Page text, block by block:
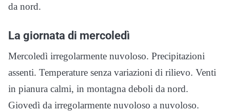
da nord.
La giornata di mercoledì
Mercoledì irregolarmente nuvoloso. Precipitazioni
assenti. Temperature senza variazioni di rilievo. Venti
in pianura calmi, in montagna deboli da nord.
Giovedì da irregolarmente nuvoloso a nuvoloso.